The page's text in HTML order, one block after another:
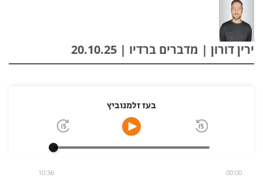
ירין דורון | מדברים ברדיו | 20.10.25
בעז זלמנוביץ
00:00
10:36